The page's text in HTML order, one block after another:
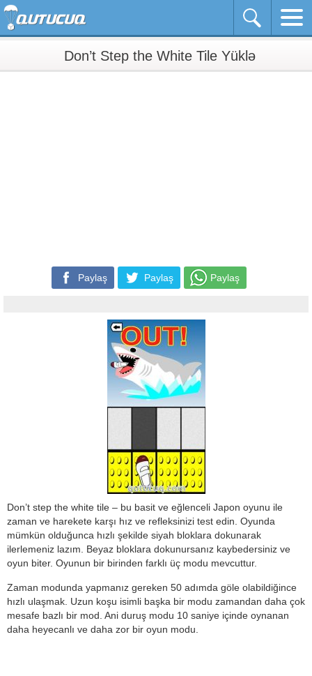
Don’t Step the White Tile Yüklə
Paylaş Paylaş Paylaş
Don’t step the white tile – bu basit ve eğlenceli Japon oyunu ile
zaman ve harekete karşı hız ve refleksinizi test edin. Oyunda
mümkün olduğunca hızlı şekilde siyah bloklara dokunarak
ilerlemeniz lazım. Beyaz bloklara dokunursanız kaybedersiniz ve
oyun biter. Oyunun bir birinden farklı üç modu mevcuttur.
Zaman modunda yapmanız gereken 50 adımda göle olabildiğince
hızlı ulaşmak. Uzun koşu isimli başka bir modu zamandan daha çok
mesafe bazlı bir mod. Ani duruş modu 10 saniye içinde oynanan
daha heyecanlı ve daha zor bir oyun modu.